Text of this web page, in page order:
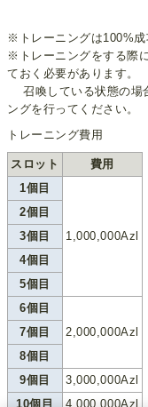
※トレーニングは100%成
※トレーニングをする際
ておく必要があります。
召喚している状態の場
ングを行ってください。
トレーニング費用
スロット
費用
1個目
1,000,000Azl
2個目
3個目
4個目
5個目
6個目
2,000,000Azl
7個目
8個目
9個目
3,000,000Azl
10個目
4,000,000Azl